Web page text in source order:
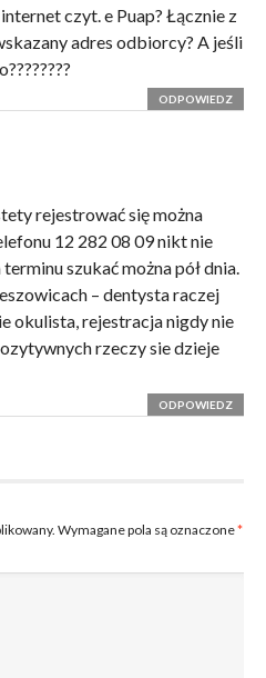
czyt. e Puap? Łącznie z
adres odbiorcy? A jeśli
ODPOWIEDZ
rejestrować się można
12 282 08 09 nikt nie
szukać można pół dnia.
– dentysta raczej
okulista, rejestracja nigdy nie
rzeczy sie dzieje
ODPOWIEDZ
Wymagane pola są oznaczone*